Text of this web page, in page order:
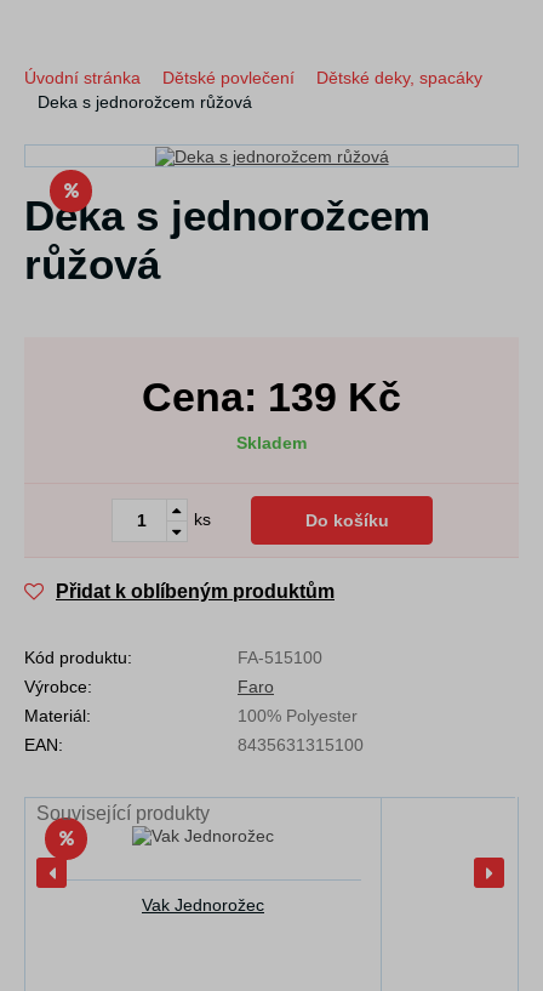
Úvodní stránka Dětské povlečení
Dětské deky, spacáky
Deka s jednorožcem růžová
Deka s jednorožcem
růžová
Cena: 139 Kč
Skladem
ks Do košíku
Přidat k oblíbeným produktům
Kód produktu:
FA-515100
Výrobce:
Faro
Materiál:
100% Polyester
EAN:
8435631315100
Související produkty
Vak Jednorožec